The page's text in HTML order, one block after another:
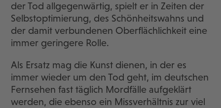
der Tod allgegenwärtig, spielt er in Zeiten der
Selbstoptimierung, des Schönheitswahns und
der damit verbundenen Oberflächlichkeit eine
immer geringere Rolle.
Als Ersatz mag die Kunst dienen, in der es
immer wieder um den Tod geht, im deutschen
Fernsehen fast täglich Mordfälle aufgeklärt
werden, die ebenso ein Missverhältnis zur viel